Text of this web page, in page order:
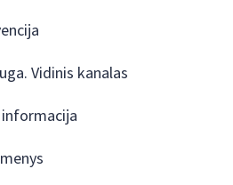
Vidinis kanalas